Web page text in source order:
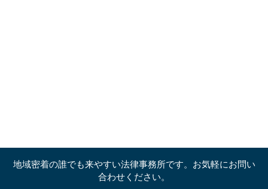
地域密着の誰でも来やすい法律事務所です。お気軽にお問い
合わせください。